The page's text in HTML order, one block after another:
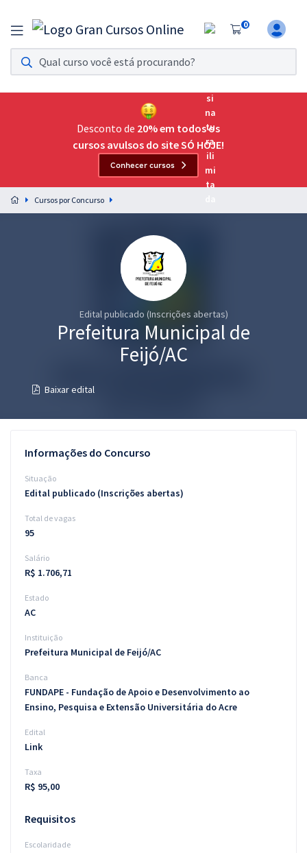
0
Assinatura Ilimitada 11
Acesso a todos os cursos. Teste grátis por 7 dias!
Assinatura OAB Até Passar
Acesso ilimitado a toda preparação para o Exame da
Preparação completa e intensiva para as principais
residências em saúde do Brasil
Questões grátis
Conteúdo gratuito
Aprovados
Atendimento
Desconto de 20% em todos os
cursos avulsos do site SÓ HOJE!
Conhecer cursos
Cursos por Concurso
Edital publicado (Inscrições abertas)
Prefeitura Municipal de
Feijó/AC
Baixar edital
Informações do Concurso
Situação
Edital publicado (Inscrições abertas)
Total de vagas
95
Salário
R$ 1.706,71
Estado
AC
Instituição
Prefeitura Municipal de Feijó/AC
Banca
FUNDAPE - Fundação de Apoio e Desenvolvimento ao
Ensino, Pesquisa e Extensão Universitária do Acre
Edital
Link
Taxa
R$ 95,00
Requisitos
Escolaridade